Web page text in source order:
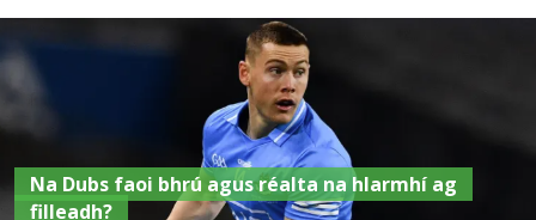
Na Dubs faoi bhrú agus réalta na hIarmhí ag
filleadh?